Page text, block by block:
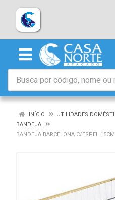
INÍCIO
UTILIDADES
BANDEJA
BANDEJA BARCELONA C/ESPEL